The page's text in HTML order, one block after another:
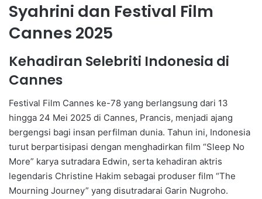
Syahrini dan Festival Film
Cannes 2025
Kehadiran Selebriti Indonesia di
Cannes
Festival Film Cannes ke-78 yang berlangsung dari 13
hingga 24 Mei 2025 di Cannes, Prancis, menjadi ajang
bergengsi bagi insan perfilman dunia. Tahun ini, Indonesia
turut berpartisipasi dengan menghadirkan film “Sleep No
More” karya sutradara Edwin, serta kehadiran aktris
legendaris Christine Hakim sebagai produser film “The
Mourning Journey” yang disutradarai Garin Nugroho.